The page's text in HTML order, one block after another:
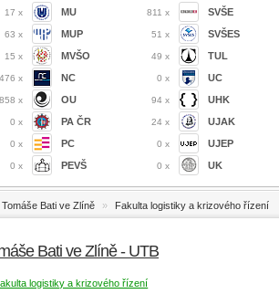
17 x
63 x
15 x
476 x
858 x
0 x
0 x
0 x
MU 811 x
MUP 51 x
MVŠO 49 x
NC 0 x
OU 94 x
PA ČR 24 x
PC 0 x
PEVŠ 0 x
SVŠE
SVŠES
TUL
UC
UHK
UJAK
UJEP
UK
Bati ve Zlíně » Fakulta logistiky a krizového řízení
Bati ve Zlíně - UTB
logistiky a krizového řízení